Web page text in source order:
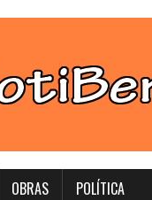
OBRAS POLÍTICA